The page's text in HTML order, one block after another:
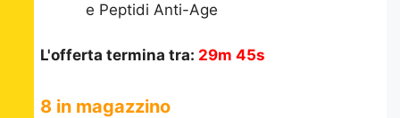
e Peptidi Anti-Age
L'offerta termina tra: 29m 45s
8 in magazzino